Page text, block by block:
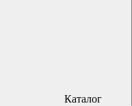
Каталог